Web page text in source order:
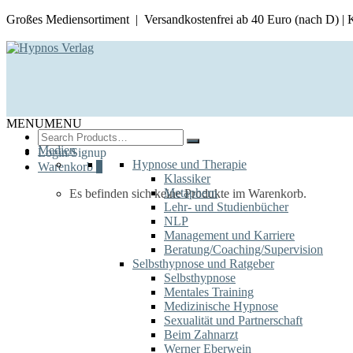
Großes Mediensortiment | Versandkostenfrei ab 40 Euro (nach D) |
Search
for:
Login/Signup
Warenkorb
Es befinden sich keine Produkte im Warenkorb.
MENUMENU
Medien
Hypnose und Therapie
Klassiker
Metaphern
Lehr- und Studienbücher
NLP
Management und Karriere
Beratung/Coaching/Supervision
Selbsthypnose und Ratgeber
Selbsthypnose
Mentales Training
Medizinische Hypnose
Sexualität und Partnerschaft
Beim Zahnarzt
Werner Eberwein